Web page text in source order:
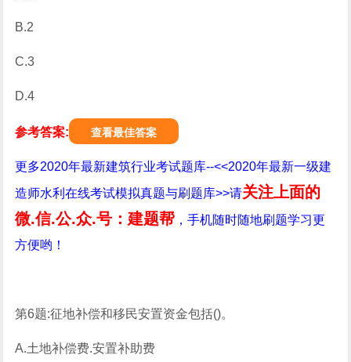
B.2
C.3
D.4
参考答案: 查看最佳答案
更多2020年最新建筑行业考试题库--<<2020年最新一级建
造师水利在线考试模拟真题与刷题库>>请关注上面的
微.信.公.众.号：建题帮 ，手机随时随地刷题学习更
方便哟！
第6题:征地补偿和移民安置资金包括()。
A.土地补偿费.安置补助费